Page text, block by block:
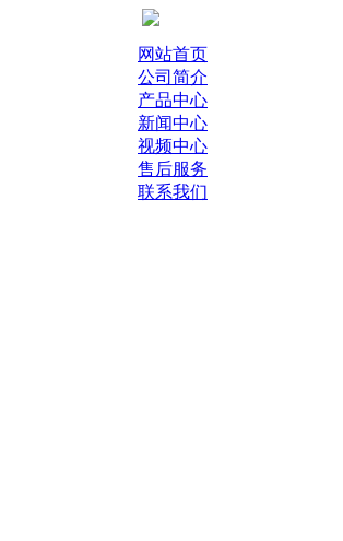
网站首页
公司简介
产品中心
新闻中心
视频中心
售后服务
联系我们